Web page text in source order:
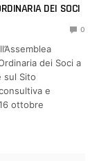
DEI SOCI
0
dei Soci a
sul Sito
e
ottobre